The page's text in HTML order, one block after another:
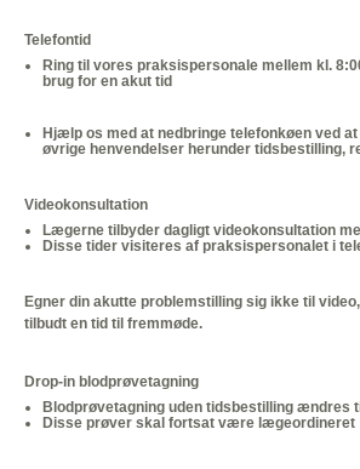
Telefontid
Ring til vores praksispersonale mellem kl.
brug for en akut tid
Hjælp os med at nedbringe telefonkøen ved
øvrige henvendelser herunder tidsbestilling,
Videokonsultation
Lægerne tilbyder dagligt videokonsultation
Disse tider visiteres af praksispersonalet i
Egner din akutte problemstilling sig ikke til
tilbudt en tid til fremmøde.
Drop-in blodprøvetagning
Blodprøvetagning uden tidsbestilling ændres
Disse prøver skal fortsat være lægeordineret